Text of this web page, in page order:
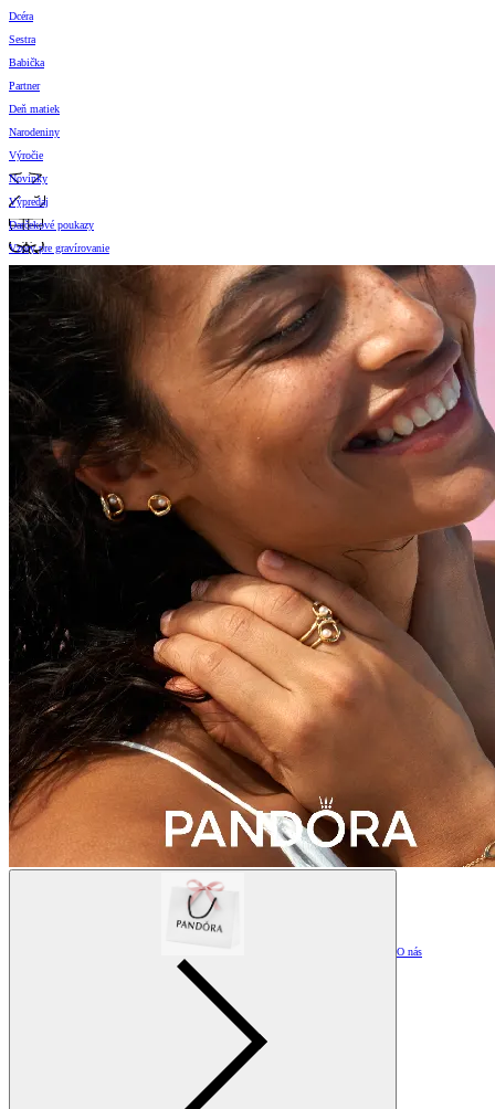
Dcéra
Sestra
Babička
Partner
Deň matiek
Narodeniny
Výročie
Novinky
Výpredaj
Darčekové poukazy
Vzory pre gravírovanie
O nás